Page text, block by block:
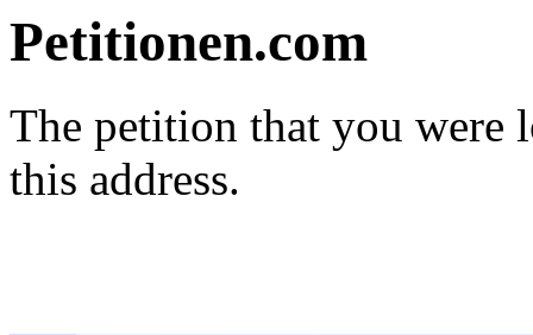
Petitionen.com
The petition that you
this address.